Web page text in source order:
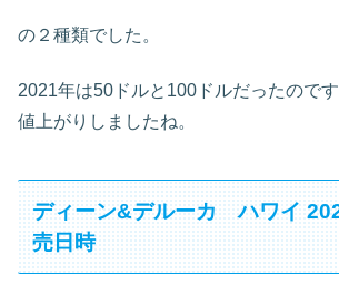
の２種類でした。
2021年は50ドルと100ドルだったので
値上がりしましたね。
ディーン&デルーカ ハワイ
売日時